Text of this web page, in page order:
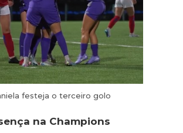
festeja o terceiro golo
na Champions